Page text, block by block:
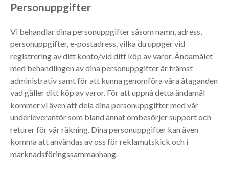
Personuppgifter
Vi behandlar dina personuppgifter såsom namn, adress,
personuppgifter, e-postadress, vilka du uppger vid
registrering av ditt konto/vid ditt köp av varor. Ändamålet
med behandlingen av dina personuppgifter är främst
administrativ samt för att kunna genomföra våra åtaganden
vad gäller ditt köp av varor. För att uppnå detta ändamål
kommer vi även att dela dina personuppgifter med vår
underleverantör som bland annat ombesörjer support och
returer för vår räkning. Dina personuppgifter kan även
komma att användas av oss för reklamutskick och i
marknadsföringssammanhang.